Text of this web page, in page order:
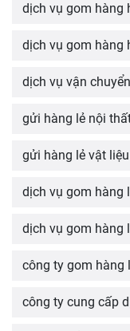
dịch vụ gom hàng
dịch vụ gom hàng
dịch vụ vận
gửi hàng lẻ nội
gửi hàng lẻ vật
dịch vụ gom hàng
dịch vụ gom hàng
công ty gom hàng
công ty cung cấp